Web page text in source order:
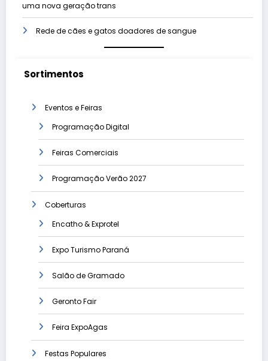
uma nova geração trans
Rede de cães e gatos doadores de sangue
Sortimentos
Eventos e Feiras
Programação Digital
Feiras Comerciais
Programação Verão 2027
Coberturas
Encatho & Exprotel
Expo Turismo Paraná
Salão de Gramado
Geronto Fair
Feira ExpoAgas
Festas Populares